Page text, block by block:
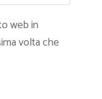
web in
volta che